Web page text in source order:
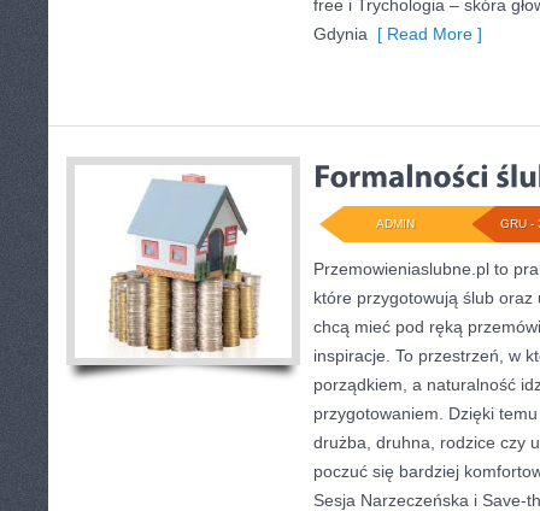
free i Trychologia – skóra
Gdynia [ Read More ]
GRU -
ADMIN
Przemowieniaslubne.pl to
które przygotowują ślub oraz
chcą mieć pod ręką
inspiracje. To przestrzeń, w
porządkiem, a naturalność
przygotowaniem. Dzięki
drużba, druhna, rodzice czy
poczuć się bardziej
Sesja Narzeczeńska i Save-